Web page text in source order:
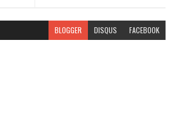
BLOGGER DISQUS FACEBOOK